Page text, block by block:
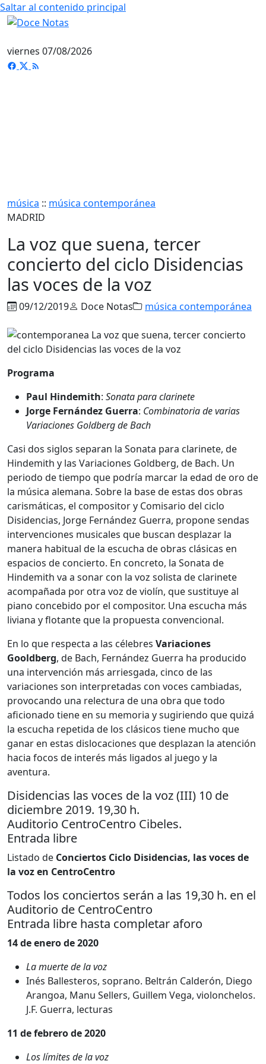
Saltar al contenido principal
viernes 07/08/2026
música :: música contemporánea
MADRID
La voz que suena, tercer
concierto del ciclo Disidencias
las voces de la voz
09/12/2019 Doce Notas música contemporánea
Programa
Paul Hindemith: Sonata para clarinete
Jorge Fernández Guerra: Combinatoria de varias
Variaciones Goldberg de Bach
Casi dos siglos separan la Sonata para clarinete, de
Hindemith y las Variaciones Goldberg, de Bach. Un
periodo de tiempo que podría marcar la edad de oro de
la música alemana. Sobre la base de estas dos obras
carismáticas, el compositor y Comisario del ciclo
Disidencias, Jorge Fernández Guerra, propone sendas
intervenciones musicales que buscan desplazar la
manera habitual de la escucha de obras clásicas en
espacios de concierto. En concreto, la Sonata de
Hindemith va a sonar con la voz solista de clarinete
acompañada por otra voz de violín, que sustituye al
piano concebido por el compositor. Una escucha más
liviana y flotante que la propuesta convencional.
En lo que respecta a las célebres Variaciones
Gooldberg, de Bach, Fernández Guerra ha producido
una intervención más arriesgada, cinco de las
variaciones son interpretadas con voces cambiadas,
provocando una relectura de una obra que todo
aficionado tiene en su memoria y sugiriendo que quizá
la escucha repetida de los clásicos tiene mucho que
ganar en estas dislocaciones que desplazan la atención
hacia focos de interés más ligados al juego y la
aventura.
Disidencias las voces de la voz (III) 10 de
diciembre 2019. 19,30 h.
Auditorio CentroCentro Cibeles.
Entrada libre
Listado de Conciertos Ciclo Disidencias, las voces de
la voz en CentroCentro
Todos los conciertos serán a las 19,30 h. en el
Auditorio de CentroCentro
Entrada libre hasta completar aforo
14 de enero de 2020
La muerte de la voz
Inés Ballesteros, soprano. Beltrán Calderón, Diego
Arangoa, Manu Sellers, Guillem Vega, violonchelos.
J.F. Guerra, lecturas
11 de febrero de 2020
Los límites de la voz